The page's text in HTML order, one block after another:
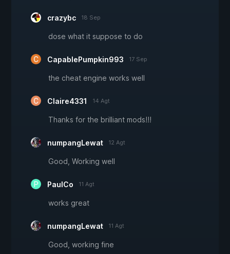
crazybc 18 Sep
dose what it suppose to do
CapablePumpkin993 17 Sep
the cheat engine works well
Claire4331 14 Agt
Thanks for the brilliant mods!!!
numpangLewat 12 Agt
Good, Working well
PaulCo 11 Agt
works great
numpangLewat 11 Agt
Good, working fine